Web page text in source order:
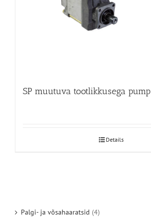
SP muutuva tootlikkusega pump
Details
Palgi- ja võsahaaratsid (4)